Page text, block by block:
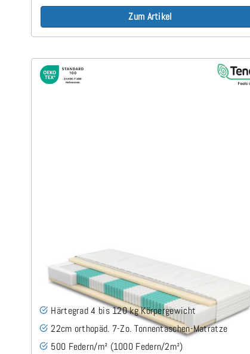
Zum Artikel
SERA H4 (TENCEL™ Lyocell) TTFK-Matratze 80x200
cm
Härtegrad 4 bis 120 kg Körpergewicht
22cm orthopäd. 7-Zo. Tonnentaschen-Matratze
500 Federn/m² (1000 Federn/2m²)